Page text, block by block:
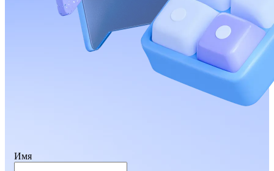
Имя